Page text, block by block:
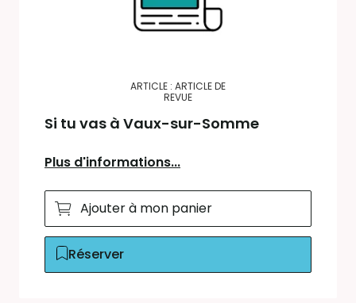
ARTICLE : ARTICLE DE
REVUE
Si tu vas à Vaux-sur-Somme
Plus d'informations...
Ajouter à mon panier
Réserver